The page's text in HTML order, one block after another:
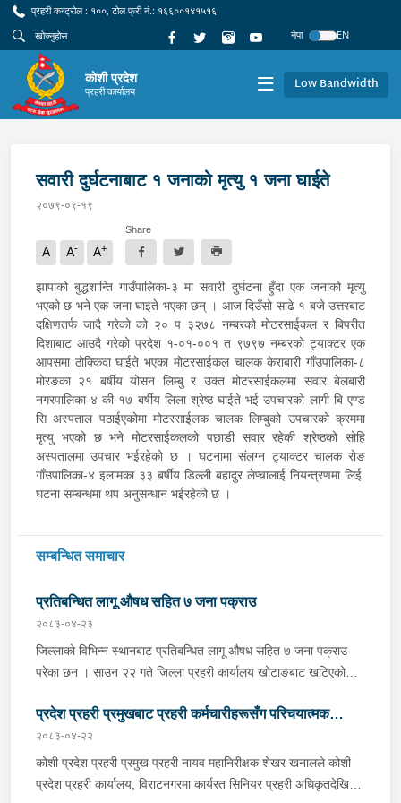
प्रहरी कन्ट्रोल : १००, टोल फ्री नं.: १६६००१४१५१६
नेपा
EN
कोशी प्रदेश
प्रहरी कार्यालय Low Bandwidth
सवारी दुर्घटनाबाट १ जनाको मृत्यु १ जना घाईते
२०७९-०९-१९
A A- A+
Share
झापाको बुद्धशान्ति गाउँपालिका-३ मा सवारी दुर्घटना हुँदा एक जनाको मृत्यु
भएको छ भने एक जना घाइते भएका छन् । आज दिउँसो साढे १ बजे उत्तरबाट
दक्षिणतर्फ जादै गरेको को २० प ३२७८ नम्बरको मोटरसाईकल र बिपरीत
दिशाबाट आउदै गरेको प्रदेश १-०१-००१ त ९७९७ नम्बरको ट्याक्टर एक
आपसमा ठोक्किदा घाईते भएका मोटरसाईकल चालक केराबारी गाँउपालिका-८
मोरङका २१ बर्षीय योसन लिम्बु र उक्त मोटरसाईकलमा सवार बेलबारी
नगरपालिका-४ की १७ बर्षीय लिला श्रेष्ठ घाईते भई उपचारको लागी बि एण्ड
सि अस्पताल पठाईएकोमा मोटरसाईलक चालक लिम्बुको उपचारको क्रममा
मृत्यु भएको छ भने मोटरसाईकलको पछाडी सवार रहेकी श्रेष्ठको सोहि
अस्पतालमा उपचार भईरहेको छ । घटनामा संलग्न ट्याक्टर चालक रोङ
गाँउपालिका-४ इलामका ३३ बर्षीय डिल्ली बहादुर लेप्चालाई नियन्त्रणमा लिई
घटना सम्बन्धमा थप अनुसन्धान भईरहेको छ ।
सम्बन्धित समाचार
प्रतिबन्धित लागू औषध सहित ७ जना पक्राउ
२०८३-०४-२३
जिल्लाको विभिन्न स्थानबाट प्रतिबन्धित लागू औषध सहित ७ जना पक्राउ
परेका छन । साउन २२ गते जिल्ला प्रहरी कार्यालय खोटाङबाट खटिएको
स्थित मध्यपहाडी लोकमार्गको जंगलमा शंकास्पद अवस्थामा रोकिराखेको
प्र.१-०२-००२ ख ००८३ नम्बरको ट्रक चेकजाँच गर्दा चालक बस्ने भाग र
पछाडिको डालाको बिचमा फल्स बटम बनाई लुकाई छिपाई राखेको अवस्थामा
१३ सय १५ किलो गाँजा फेला पारी ट्रक नियन्त्रणमा लिएको छ । त्यसैगरी
प्रदेश प्रहरी प्रमुखबाट प्रहरी कर्मचारीहरूसँग परिचयात्मक
भेटघाट तथा अन्तरक्रिया
२०८३-०४-२२
कोशी प्रदेश प्रहरी प्रमुख प्रहरी नायव महानिरीक्षक शेखर खनालले कोशी
प्रदेश प्रहरी कार्यालय, विराटनगरमा कार्यरत सिनियर प्रहरी अधिकृतदेखि